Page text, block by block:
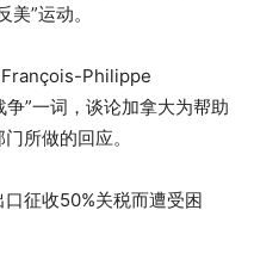
”运动。
François-Philippe
”一词，谈论加拿大为帮助
所做的回应。
征收50%关税而遭受困